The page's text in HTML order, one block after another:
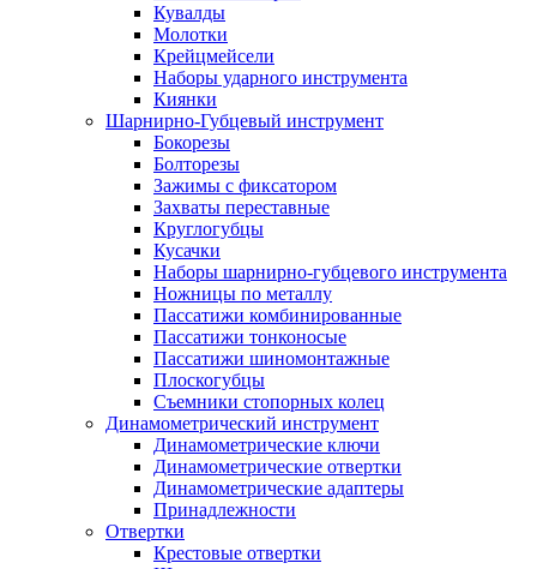
Кувалды
Молотки
Крейцмейсели
Наборы ударного инструмента
Киянки
Шарнирно-Губцевый инструмент
Бокорезы
Болторезы
Зажимы с фиксатором
Захваты переставные
Круглогубцы
Кусачки
Наборы шарнирно-губцевого инструмента
Ножницы по металлу
Пассатижи комбинированные
Пассатижи тонконосые
Пассатижи шиномонтажные
Плоскогубцы
Съемники стопорных колец
Динамометрический инструмент
Динамометрические ключи
Динамометрические отвертки
Динамометрические адаптеры
Принадлежности
Отвертки
Крестовые отвертки